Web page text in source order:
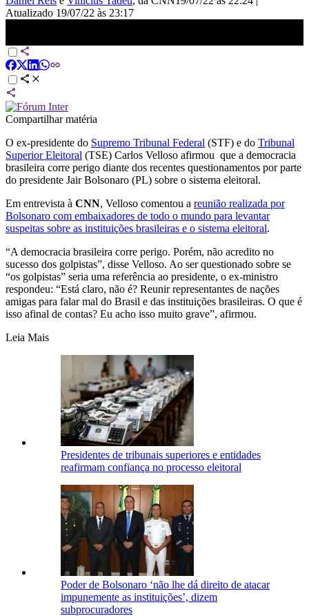
Atualizado 19/07/22 às 23:17
Compartilhar matéria
O ex-presidente do Supremo Tribunal Federal (STF) e do Tribunal
Superior Eleitoral (TSE) Carlos Velloso afirmou que a democracia
brasileira corre perigo diante dos recentes questionamentos por parte
do presidente Jair Bolsonaro (PL) sobre o sistema eleitoral.
Em entrevista à CNN, Velloso comentou a reunião realizada por
Bolsonaro com embaixadores de todo o mundo para levantar
suspeitas sobre as instituições brasileiras e o sistema eleitoral.
“A democracia brasileira corre perigo. Porém, não acredito no
sucesso dos golpistas”, disse Velloso. Ao ser questionado sobre se
“os golpistas” seria uma referência ao presidente, o ex-ministro
respondeu: “Está claro, não é? Reunir representantes de nações
amigas para falar mal do Brasil e das instituições brasileiras. O que é
isso afinal de contas? Eu acho isso muito grave”, afirmou.
Leia Mais
Presidentes de tribunais superiores e entidades
reafirmam confiança no processo eleitoral
Poder de Bolsonaro ‘não lhe dá direito de atacar
impunemente as instituições’, dizem
subprocuradores